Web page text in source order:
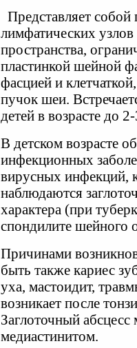
Представляет собой
лимфатических узлов
пространства,
пластинкой шейной
фасцией и
пучок шеи.
детей в возрасте до
В детском возрасте
инфекционных
вирусных инфекций,
наблюдаются
характера (при
спондилите шейного
Причинами
быть также кариес
уха, мастоидит,
возникает после
Заглоточный
медиастинитом.